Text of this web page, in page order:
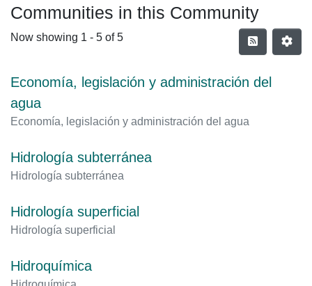
Communities in this Community
Now showing 1 - 5 of 5
Economía, legislación y administración del
agua
Economía, legislación y administración del agua
Hidrología subterránea
Hidrología subterránea
Hidrología superficial
Hidrología superficial
Hidroquímica